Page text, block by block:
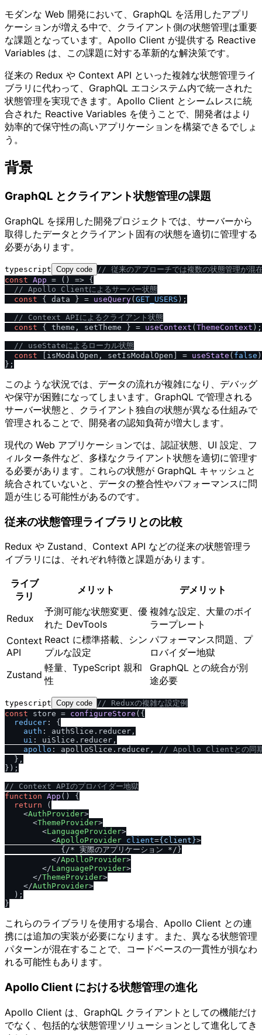
モダンな Web 開発において、GraphQL を活用したアプリ
ケーションが増える中で、クライアント側の状態管理は重要
な課題となっています。Apollo Client が提供する Reactive
Variables は、この課題に対する革新的な解決策です。
従来の Redux や Context API といった複雑な状態管理ライ
ブラリに代わって、GraphQL エコシステム内で統一された
状態管理を実現できます。Apollo Client とシームレスに統
合された Reactive Variables を使うことで、開発者はより
効率的で保守性の高いアプリケーションを構築できるでしょ
う。
背景
GraphQL とクライアント状態管理の課題
GraphQL を採用した開発プロジェクトでは、サーバーから
取得したデータとクライアント固有の状態を適切に管理する
必要があります。
typescript Copy code / / 従来のアプローチでは複数の状態管理が混
const App = ( ) => {
/ / Apollo Clientによるサーバー状態
const { data } = useQuery( GET_USERS );
/ / Context APIによるクライアント状態
const { theme, setTheme } = useContext ( ThemeContext );
/ / useStateによるローカル状態
const [isModalOpen, setIsModalOpen] = useState ( false
このような状況では、データの流れが複雑になり、デバッグ
や保守が困難になってしまいます。GraphQL で管理される
サーバー状態と、クライアント独自の状態が異なる仕組みで
管理されることで、開発者の認知負荷が増大します。
現代の Web アプリケーションでは、認証状態、UI 設定、フ
ィルター条件など、多様なクライアント状態を適切に管理す
る必要があります。これらの状態が GraphQL キャッシュと
統合されていないと、データの整合性やパフォーマンスに問
題が生じる可能性があるのです。
従来の状態管理ライブラリとの比較
Redux や Zustand、Context API などの従来の状態管理ラ
イブラリには、それぞれ特徴と課題があります。
ライブ
ラリ
メリット デメリット
Redux
予測可能な状態変更、優
れた DevTools
複雑な設定、大量のボイ
ラープレート
Context
API
React に標準搭載、シン
プルな設定
パフォーマンス問題、プ
ロバイダー地獄
Zustand
軽量、TypeScript 親和
性
GraphQL との統合が別
途必要
typescript Copy code // Reduxの複雑な設定例
const store = configureStore ({
reducer : {
auth : authSlice. reducer ,
ui : uiSlice. reducer ,
apollo : apolloSlice. reducer , // Apollo Clientとの同期
  },
});
// Context APIのプロバイダー地獄
function App ( ) {
return (
<AuthProvider>
<ThemeProvider>
<LanguageProvider>
<ApolloProvider client={client}>
            {
/* 実際のアプリケーション */ }
</ApolloProvider>
</LanguageProvider>
</ThemeProvider>
</AuthProvider>
  );
これらのライブラリを使用する場合、Apollo Client との連
携には追加の実装が必要になります。また、異なる状態管理
パターンが混在することで、コードベースの一貫性が損なわ
れる可能性もあります。
Apollo Client における状態管理の進化
Apollo Client は、GraphQL クライアントとしての機能だけ
でなく、包括的な状態管理ソリューションとして進化してき